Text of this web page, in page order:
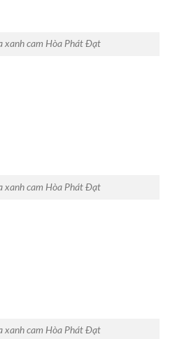
xanh cam Hòa Phát Đạt
xanh cam Hòa Phát Đạt
xanh cam Hòa Phát Đạt